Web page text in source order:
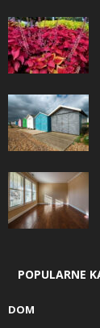
POPULARNE
DOM